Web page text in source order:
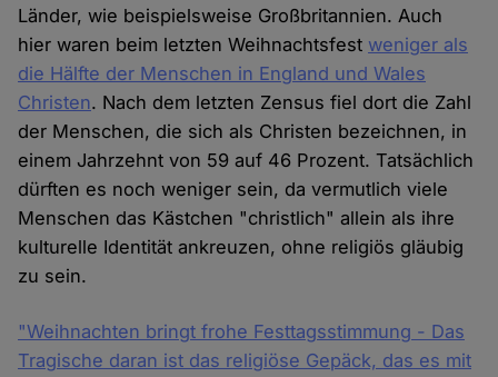
Länder, wie beispielsweise Großbritannien. Auch
hier waren beim letzten Weihnachtsfest weniger als
die Hälfte der Menschen in England und Wales
Christen. Nach dem letzten Zensus fiel dort die Zahl
der Menschen, die sich als Christen bezeichnen, in
einem Jahrzehnt von 59 auf 46 Prozent. Tatsächlich
dürften es noch weniger sein, da vermutlich viele
Menschen das Kästchen "christlich" allein als ihre
kulturelle Identität ankreuzen, ohne religiös gläubig
zu sein.
"Weihnachten bringt frohe Festtagsstimmung - Das
Tragische daran ist das religiöse Gepäck, das es mit